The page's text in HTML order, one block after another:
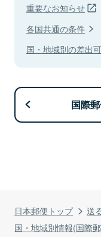
日本郵便トップ 送
国・地域別情報(国際
重要なお知らせ
各国共通の条件
国・地域別の差出
国際